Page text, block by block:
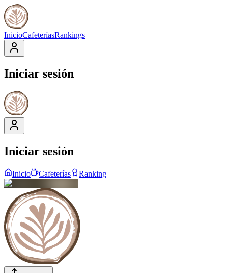
InicioCafeteríasRankings
Iniciar sesión
Iniciar sesión
Inicio Cafeterías Ranking